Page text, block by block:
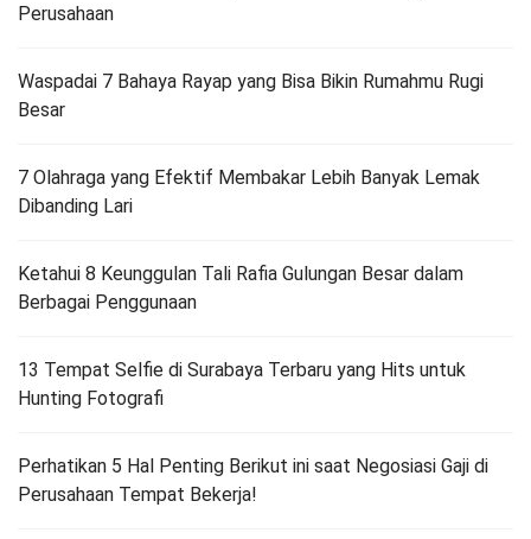
Perusahaan
Waspadai 7 Bahaya Rayap yang Bisa Bikin Rumahmu Rugi
Besar
7 Olahraga yang Efektif Membakar Lebih Banyak Lemak
Dibanding Lari
Ketahui 8 Keunggulan Tali Rafia Gulungan Besar dalam
Berbagai Penggunaan
13 Tempat Selfie di Surabaya Terbaru yang Hits untuk
Hunting Fotografi
Perhatikan 5 Hal Penting Berikut ini saat Negosiasi Gaji di
Perusahaan Tempat Bekerja!